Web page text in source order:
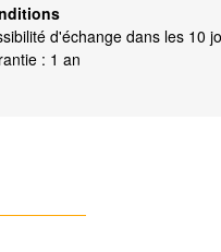
d'échange dans les 10
: 1 an